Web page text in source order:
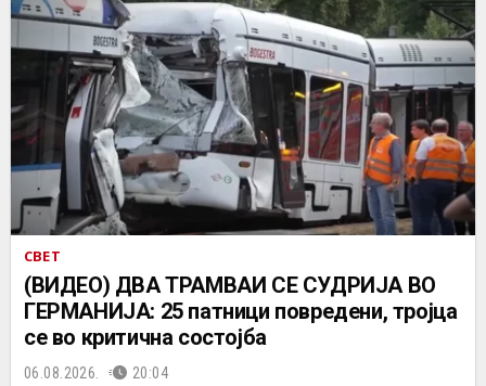
СВЕТ
(ВИДЕО) ДВА ТРАМВАИ СЕ СУДРИЈА ВО
ГЕРМАНИЈА: 25 патници повредени, тројца
се во критична состојба
06.08.2026. 20:04